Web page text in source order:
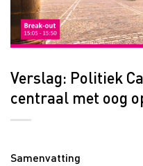
Verslag: Politiek
centraal met oog
Samenvatting